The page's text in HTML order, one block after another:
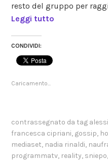
resto del gruppo per
Leggi tutto
CONDIVIDI:
Caricamento...
contrassegnato da tag
francesca cipriani, gossip,
mediaset, nadia rinaldi,
programmatv, reality, sniepo,